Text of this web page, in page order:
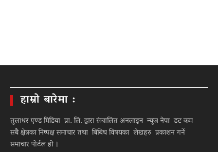
हाम्रो बारेमा :
तुलाधर एण्ड मिडिया प्रा. लि. द्वारा संचालित अनलाइन न्युज नेपा डट कम
सबै क्षेत्रका निष्पक्ष समाचार तथा बिबिध विषयका लेखहरु प्रकाशन गर्ने
समाचार पोर्टल हो ।